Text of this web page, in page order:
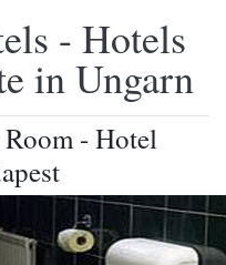
- Hotels
in Ungarn
- Hotel